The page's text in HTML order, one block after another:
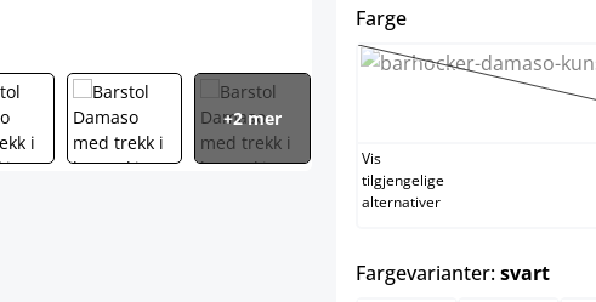
+2 mer
Fargeselect
Vis
tilgjengelige
alternativer
Fargevarianter:svartselect